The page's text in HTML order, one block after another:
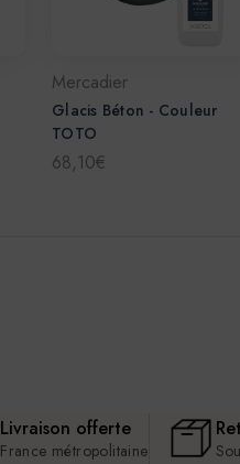
Mercadier
Glacis Béton - Couleur
TOTO
68,10€
Livraison offerte
France métropolitaine